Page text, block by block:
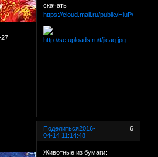
27
скачать
https://cloud.mail.ru/public/HiuP/
Поделиться 6
2016-
04-14 11:14:48
Животные из бумаги: